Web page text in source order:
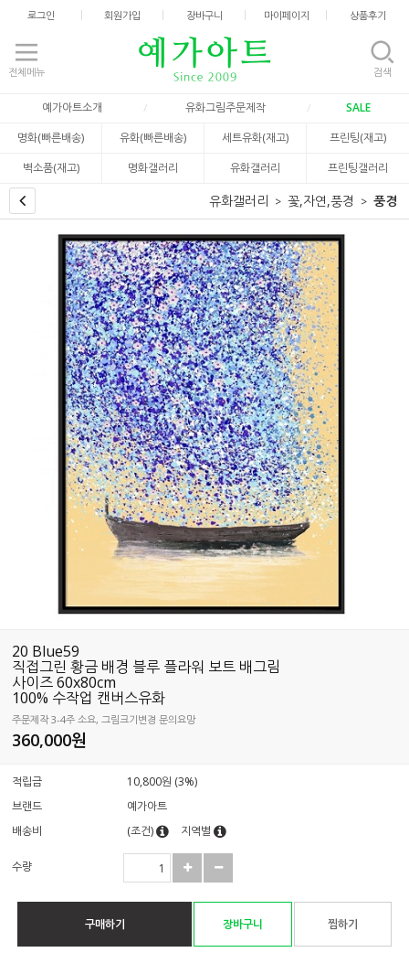
로그인 회원가입 장바구니 마이페이지 상품후기
전체메뉴 검색
예가아트소개 유화그림주문제작
SALE
명화(빠른배송)
유화(빠른배송) 세트유화(재고)
프린팅(재고)
벽소품(재고)
명화갤러리 유화갤러리 프린팅갤러리
유화갤러리 꽃,자연,풍경 풍경
20 Blue59
직접그린 황금 배경 블루 플라워 보트 배그림
사이즈 60x80cm
100% 수작업 캔버스유화
주문제작 3-4주 소요, 그림크기변경 문의요망
360,000원
적립금
10,800원 (3%)
브랜드
예가아트
배송비
(조건) 지역별
수량
구매하기 장바구니 찜하기